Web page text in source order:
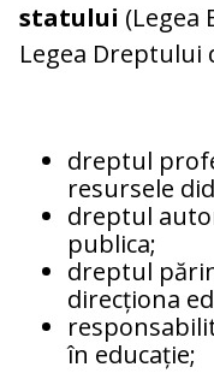
statului (Legea
Legea Dreptului
dreptul
resursele
dreptul
publica;
dreptul
direcționa
în educație;